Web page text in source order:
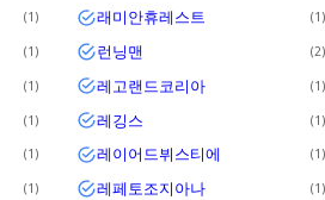
1 래미안휴레스트 1
1 런닝맨 2
1 레고랜드코리아 1
1 레깅스 1
1 레이어드뷔스티에 1
1 레페토조지아나 1